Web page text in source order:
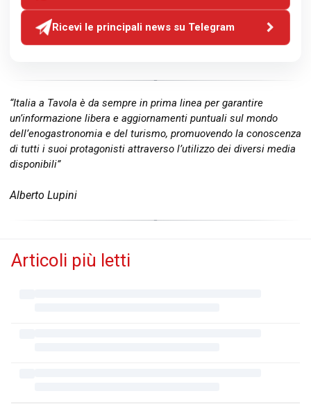
Ricevi le principali news su Telegram
“Italia a Tavola è da sempre in prima linea per garantire
un’informazione libera e aggiornamenti puntuali sul mondo
dell’enogastronomia e del turismo, promuovendo la conoscenza
di tutti i suoi protagonisti attraverso l’utilizzo dei diversi media
disponibili”
Alberto Lupini
Articoli più letti